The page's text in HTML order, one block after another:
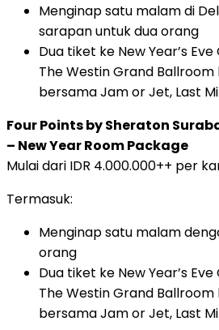
Menginap satu malam di
sarapan untuk dua orang
Dua tiket ke New Year’s
The Westin Grand
bersama Jam or Jet, Last
Four Points by Sheraton
– New Year Room Package
Mulai dari IDR 4.000.000++ per
Termasuk:
Menginap satu malam
orang
Dua tiket ke New Year’s
The Westin Grand
bersama Jam or Jet, Last